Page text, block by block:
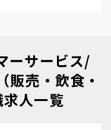
ーサービス/
売・飲食・
人一覧